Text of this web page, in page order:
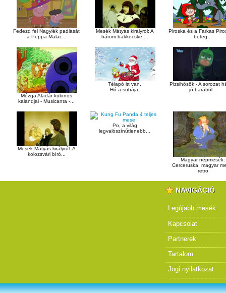
Fedezd fel Nagyiék padlását
a Peppa Malac...
Mesék Mátyás királyról: A
három bakkecske,...
Piroska és a Farkas
beteg...
Mézga Aladár különös
kalandjai - Musicanta -...
Télapó itt van,
Hó a subája,
Pizsihősök - A sorozat
jó barátról...
Mesék Mátyás királyról: A
kolozsvári bíró...
Po, a világ
legvalószínűtlenebb...
Magyar népmesék:
Cerceruska, magyar
retro
NAVIGÁCIÓ
Legújabb mesék
Kapcsolat
Partnerek
Tartalom
Jogi nyilatkozat